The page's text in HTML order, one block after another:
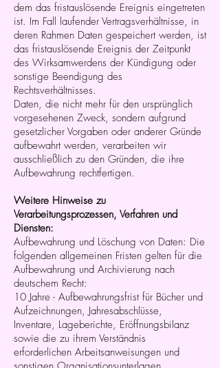
dem das fristauslösende Ereignis eingetreten
ist. Im Fall laufender Vertragsverhältnisse, in
deren Rahmen Daten gespeichert werden, ist
das fristauslösende Ereignis der Zeitpunkt
des Wirksamwerdens der Kündigung oder
sonstige Beendigung des
Rechtsverhältnisses.
Daten, die nicht mehr für den ursprünglich
vorgesehenen Zweck, sondern aufgrund
gesetzlicher Vorgaben oder anderer Gründe
aufbewahrt werden, verarbeiten wir
ausschließlich zu den Gründen, die ihre
Aufbewahrung rechtfertigen.
Weitere Hinweise zu
Verarbeitungsprozessen, Verfahren und
Diensten:
Aufbewahrung und Löschung von Daten: Die
folgenden allgemeinen Fristen gelten für die
Aufbewahrung und Archivierung nach
deutschem Recht:
10 Jahre - Aufbewahrungsfrist für Bücher und
Aufzeichnungen, Jahresabschlüsse,
Inventare, Lageberichte, Eröffnungsbilanz
sowie die zu ihrem Verständnis
erforderlichen Arbeitsanweisungen und